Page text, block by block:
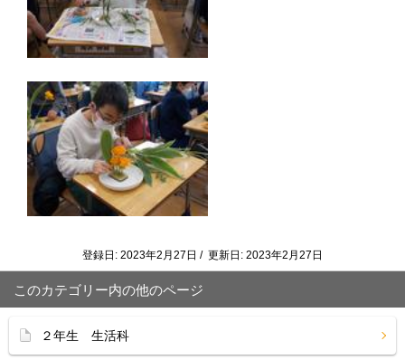
登録日: 2023年2月27日 / 更新日: 2023年2月27日
このカテゴリー内の他のページ
２年生 生活科